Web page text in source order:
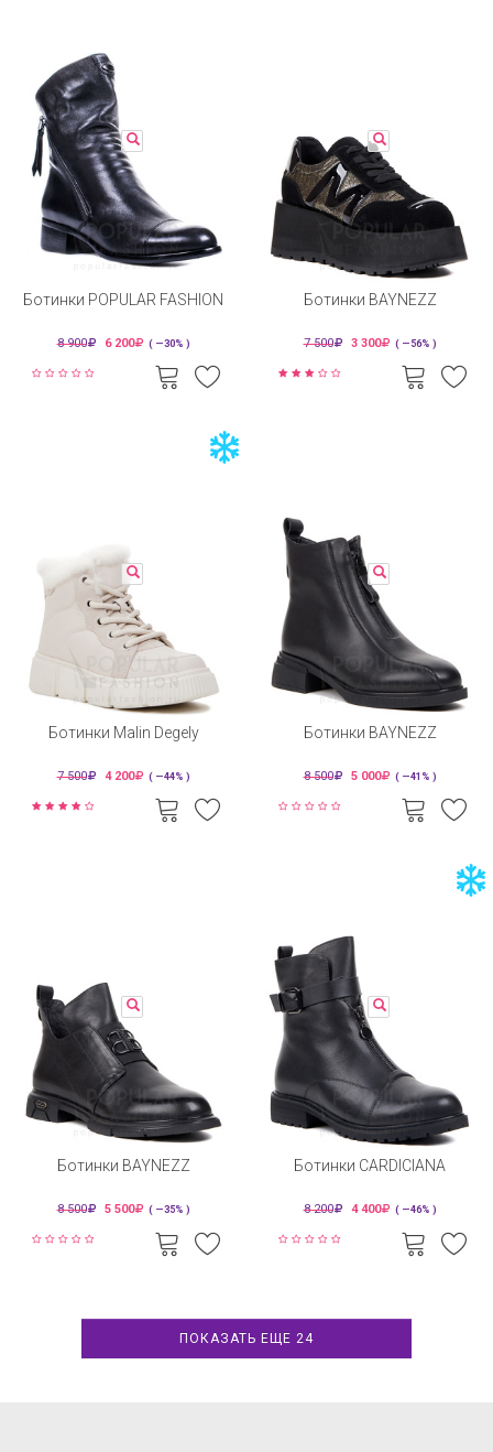
Ботинки POPULAR FASHION
8 900 6 200 ( —30% )
Ботинки BAYNEZZ
7 500 3 300 ( —56% )
Ботинки Malin Degely
7 500 4 200 ( —44% )
Ботинки BAYNEZZ
8 500 5 000 ( —41% )
Ботинки BAYNEZZ
8 500 5 500 ( —35% )
Ботинки CARDICIANA
8 200 4 400 ( —46% )
ПОКАЗАТЬ ЕЩЕ 24